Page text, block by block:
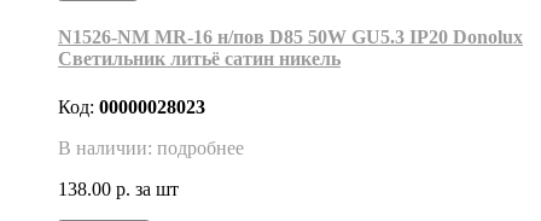
N1526-NM MR-16 н/пов D85 50W GU5.3 IP20 Donolux
Светильник литьё сатин никель
Код: 00000028023
В наличии: подробнее
138.00 р. за шт